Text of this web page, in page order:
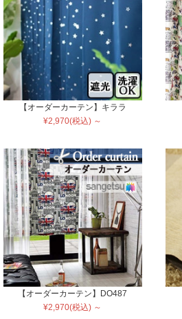
【オーダーカーテン】キララ
¥2,970(税込) ～
【オーダーカーテン】DO487
¥2,970(税込) ～